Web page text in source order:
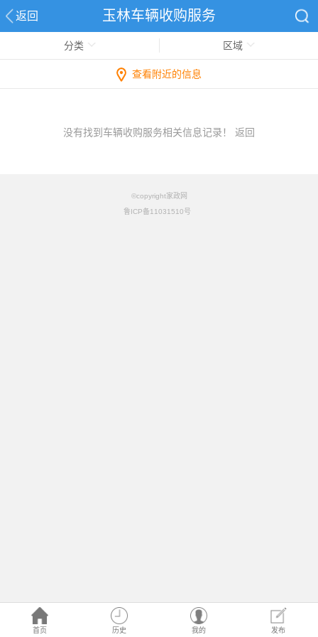
返回 玉林车辆收购服务
首页 历史 我的 发布
分类 区域
查看附近的信息
没有找到车辆收购服务相关信息记录！ 返回
©copyright家政网
鲁ICP备11031510号